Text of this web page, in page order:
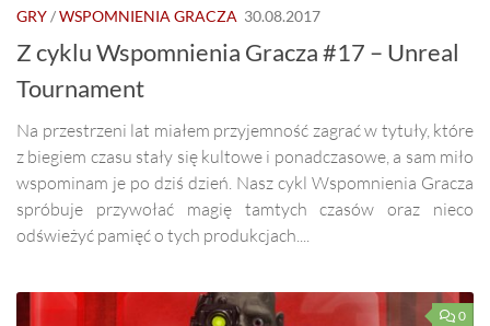
GRY/WSPOMNIENIA GRACZA 30.08.2017
Z cyklu Wspomnienia Gracza #17 – Unreal
Tournament
Na przestrzeni lat miałem przyjemność zagrać w tytuły, które
z biegiem czasu stały się kultowe i ponadczasowe, a sam miło
wspominam je po dziś dzień. Nasz cykl Wspomnienia Gracza
spróbuje przywołać magię tamtych czasów oraz nieco
odświeżyć pamięć o tych produkcjach....
0